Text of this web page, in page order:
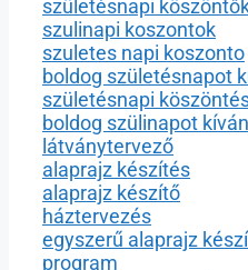
születésnapi
szulinapi koszontok
szuletes napi koszonto
boldog születésnapot
születésnapi
boldog szülinapot
látványtervező
alaprajz készítés
alaprajz készítő
háztervezés
egyszerű alaprajz
program